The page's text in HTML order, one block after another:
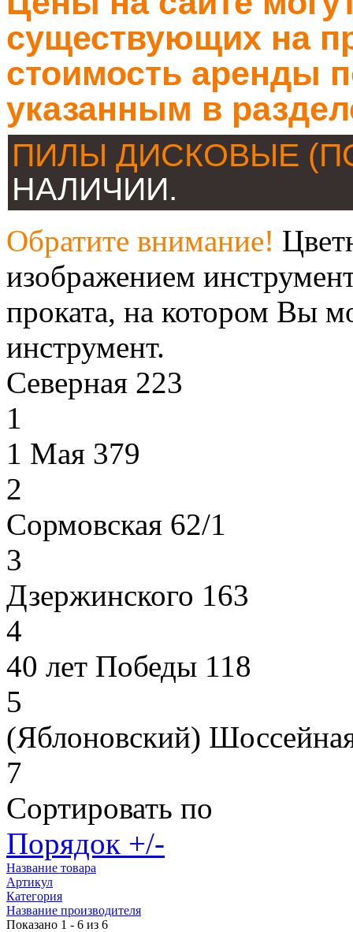
существующих на
стоимость аренды
указанным в
ПИЛЫ ДИСКОВЫЕ
НАЛИЧИИ.
Обратите внимание!
изображением
проката, на котором Вы
инструмент.
Северная 223
1
1 Мая 379
2
Сормовская 62/1
3
Дзержинского 163
4
40 лет Победы 118
5
(Яблоновский)
7
Сортировать по
Порядок +/-
Название товара
Артикул
Категория
Название производителя
Показано 1 - 6 из 6